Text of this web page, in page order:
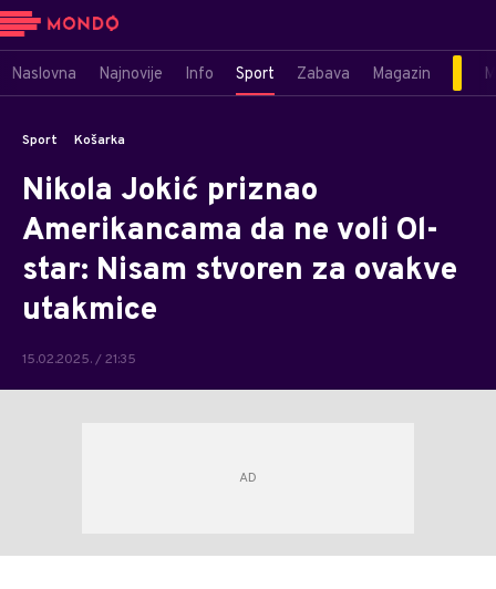
Naslovna Najnovije Info Sport Zabava Magazin
Sport Košarka
Nikola Jokić priznao
Amerikancama da ne voli Ol-
star: Nisam stvoren za ovakve
utakmice
15.02.2025. / 21:35